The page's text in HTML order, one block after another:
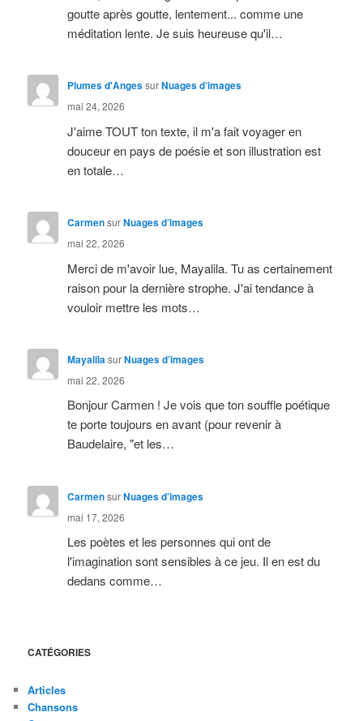
goutte après goutte, lentement... comme une
méditation lente. Je suis heureuse qu'il…
Plumes d'AngessurNuages d’images
mai 24, 2026
J'aime TOUT ton texte, il m'a fait voyager en
douceur en pays de poésie et son illustration est
en totale…
CarmensurNuages d’images
mai 22, 2026
Merci de m'avoir lue, Mayalila. Tu as certainement
raison pour la dernière strophe. J'ai tendance à
vouloir mettre les mots…
MayalilasurNuages d’images
mai 22, 2026
Bonjour Carmen ! Je vois que ton souffle poétique
te porte toujours en avant (pour revenir à
Baudelaire, "et les…
CarmensurNuages d’images
mai 17, 2026
Les poètes et les personnes qui ont de
l'imagination sont sensibles à ce jeu. Il en est du
dedans comme…
CATÉGORIES
Articles
Chansons